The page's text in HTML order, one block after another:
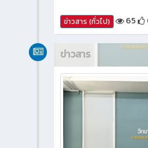
ข่าวสาร (ทั่วไป) 65
ข่าวสาร